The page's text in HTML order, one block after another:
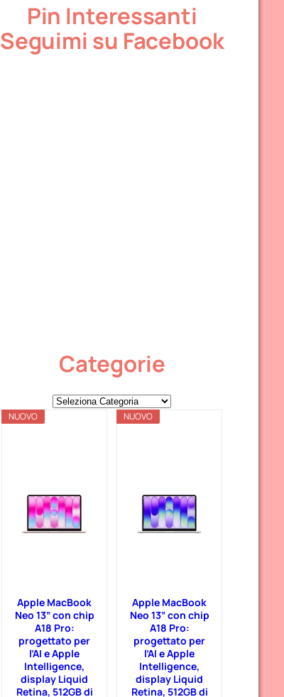
Pin Interessanti
Seguimi su Facebook
Categorie
C
o
r
i
NUOVO
Apple MacBook
Neo 13” con chip
A18 Pro:
progettato per
l’AI e Apple
Intelligence,
display Liquid
Retina, 512GB di
NUOVO
Apple MacBook
Neo 13” con chip
A18 Pro:
progettato per
l’AI e Apple
Intelligence,
display Liquid
Retina, 512GB di